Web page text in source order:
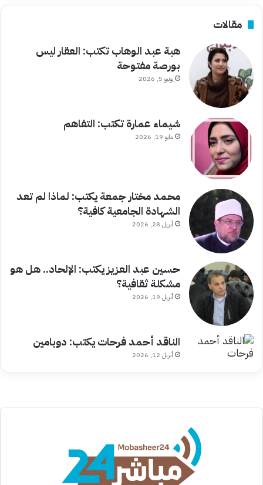
مقالات
هبة عبد الوهاب تكتب: العقار ليس
بورصة مفتوحة
يونيو 5, 2026
شيماء عمارة تكتب: التفاهم
مايو 19, 2026
محمد مختار جمعة يكتب: لماذا لم تعد
الشهادة الجامعية كافية؟
أبريل 28, 2026
حسين عبد العزيز يكتب: الإلحاد.. هل هو
مشكلة ثقافية؟
أبريل 19, 2026
الناقد أحمد فرحات يكتب: دوبامين
أبريل 12, 2026